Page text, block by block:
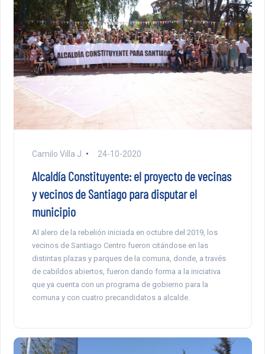
Camilo Villa J. 24-10-2020
Alcaldía Constituyente: el proyecto de vecinas
y vecinos de Santiago para disputar el
municipio
Al alero de la rebelión iniciada en octubre del 2019, los
vecinos de Santiago Centro fueron citándose en las
distintas plazas y parques de la comuna, donde, a través
de cabildos abiertos, fueron dando forma a la iniciativa
que ya cuenta con un programa de gobierno para la
comuna y con cuatro precandidatos a alcalde.